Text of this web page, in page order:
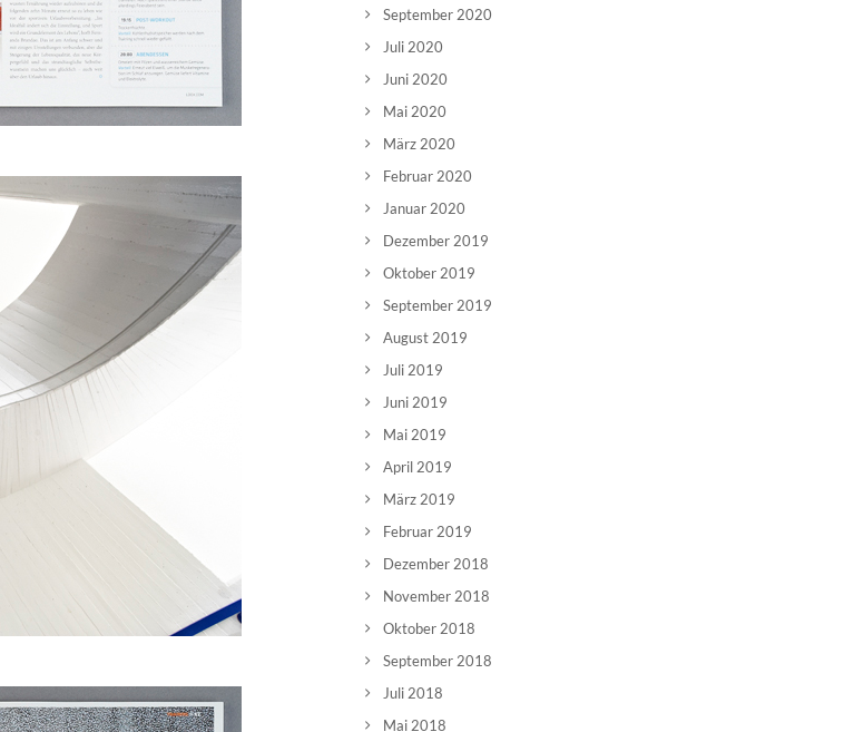
September 2020
Juli 2020
Juni 2020
Mai 2020
März 2020
Februar 2020
Januar 2020
Dezember 2019
Oktober 2019
September 2019
August 2019
Juli 2019
Juni 2019
Mai 2019
April 2019
März 2019
Februar 2019
Dezember 2018
November 2018
Oktober 2018
September 2018
Juli 2018
Mai 2018